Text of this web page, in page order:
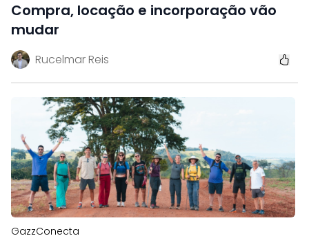
Compra, locação e incorporação vão
mudar
Rucelmar Reis
GazzConecta